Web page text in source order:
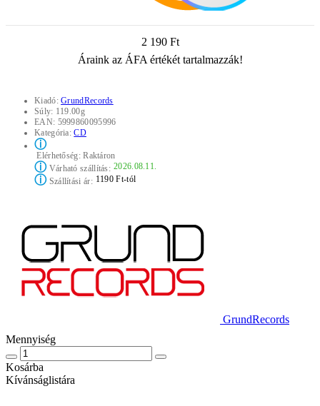
2 190 Ft
Áraink az ÁFA értékét tartalmazzák!
Kiadó:GrundRecords
Súly: 119.00g
EAN: 5999860095996
Kategória:CD
ⓘ
Elérhetőség:Raktáron
ⓘVárható szállítás: 2026.08.11.
ⓘSzállítási ár: 1190 Ft-tól
GrundRecords
Mennyiség
Kosárba
Kívánságlistára